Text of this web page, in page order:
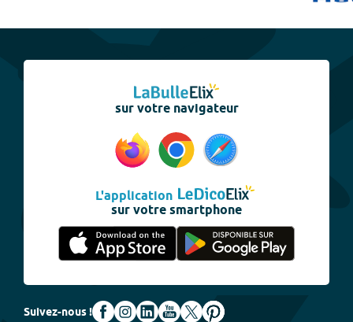
sur votre navigateur
L'application
sur votre smartphone
Suivez-nous !